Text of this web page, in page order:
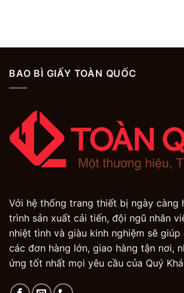
BAO BÌ GIẤY TOÀN QUỐC
Với hệ thống trang thiết bị ngày càng
trình sản xuất cải tiến, đội ngũ nhân
nhiệt tình và giàu kinh nghiệm sẽ
các đơn hàng lớn, giao hàng tận nơi,
ứng tốt nhất mọi yêu cầu của Quý